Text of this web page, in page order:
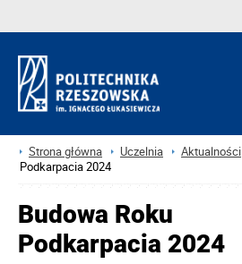
Strona główna Uczelnia Aktualności
Podkarpacia 2024
Budowa Roku
Podkarpacia 2024